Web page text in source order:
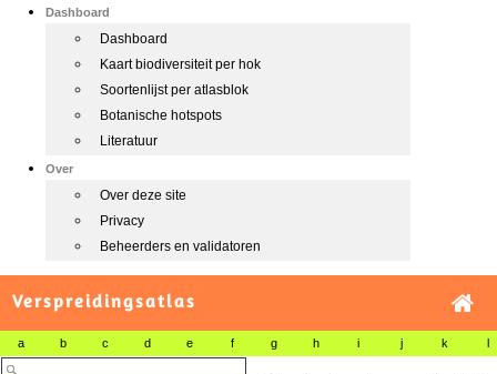
Dashboard
Dashboard
Kaart biodiversiteit per hok
Soortenlijst per atlasblok
Botanische hotspots
Literatuur
Over
Over deze site
Privacy
Beheerders en validatoren
Verspreidingsatlas
a b c d e f g h i j k l